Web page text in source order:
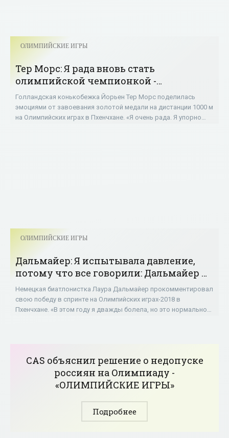
ОЛИМПИЙСКИЕ ИГРЫ
Тер Морс: Я рада вновь стать
олимпийской чемпионкой -
«ОЛИМПИЙСКИЕ ИГРЫ»
Голландская конькобежка Йорьен Тер Морс поделилась
эмоциями от завоевания золотой медали на дистанции 1000 м
на Олимпийских играх в Пхенчхане. «Я очень рада. Я упорно
ОЛИМПИЙСКИЕ ИГРЫ
Дальмайер: Я испытывала давление,
потому что все говорили: Дальмайер —
фаворит - «ОЛИМПИЙСКИЕ ИГРЫ»
Немецкая биатлонистка Лаура Дальмайер прокомментировал
свою победу в спринте на Олимпийских играх-2018 в
Пхенчхане. «В этом году я дважды болела, но это нормально
CAS объяснил решение о недопуске
россиян на Олимпиаду -
«ОЛИМПИЙСКИЕ ИГРЫ»
Подробнее